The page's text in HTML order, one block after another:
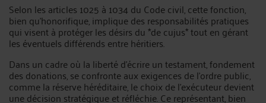
Selon les articles 1025 à 1034 du Code civil, cette fonction,
bien qu'honorifique, implique des responsabilités pratiques
qui visent à protéger les désirs du *de cujus* tout en gérant
les éventuels différends entre héritiers.
Dans un cadre où la liberté d’écrire un testament, fondement
des donations, se confronte aux exigences de l’ordre public,
comme la réserve héréditaire, le choix de l’exécuteur devient
une décision stratégique et réfléchie. Ce représentant, bien